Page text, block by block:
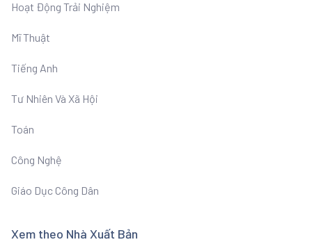
Hoạt Động Trải Nghiệm
Mĩ Thuật
Tiếng Anh
Tư Nhiên Và Xã Hội
Toán
Công Nghệ
Giáo Dục Công Dân
Xem theo Nhà Xuất Bản